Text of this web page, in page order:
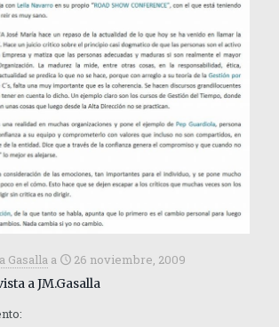
Gasalla a
26 noviembre, 2009
a JM.Gasalla